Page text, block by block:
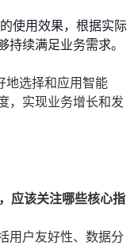
使用效果，根据实际
续满足业务需求。
地选择和应用智能
，实现业务增长和发
应该关注哪些核心指
用户友好性、数据分